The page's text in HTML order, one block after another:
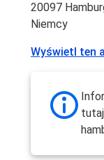
20097
Niemcy
Wyświetl ten